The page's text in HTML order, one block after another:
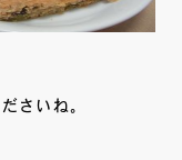
さいね。